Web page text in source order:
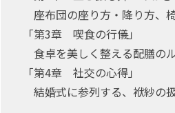
座布団の座り方・降り方、
「第3章 喫食の行儀」
食卓を美しく整える配膳の
「第4章 社交の心得」
結婚式に参列する、袱紗の